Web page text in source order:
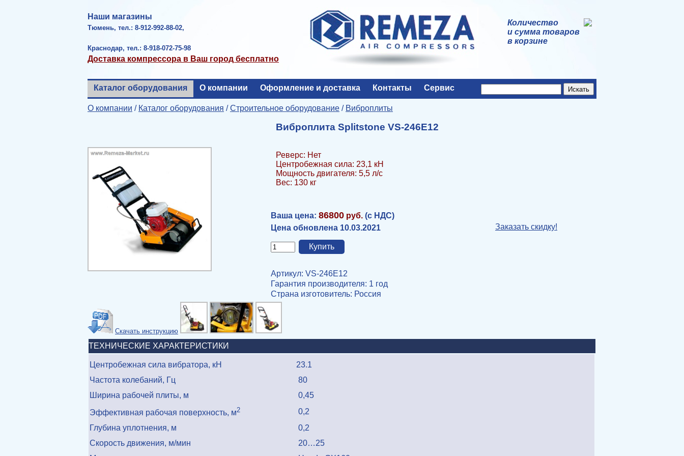
Наши магазины
Тюмень, тел.: 8-912-992-88-02,
Краснодар, тел.: 8-918-072-75-98
Доставка компрессора в Ваш город бесплатно
Количество
и сумма товаров
в корзине
Каталог оборудования О компании Оформление и доставка Контакты Сервис
О компании / Каталог оборудования /Строительное оборудование / Виброплиты
Виброплита Splitstone VS-246E12
Реверс: Нет
Центробежная сила: 23,1 кН
Мощность двигателя: 5,5 л/с
Вес: 130 кг
Ваша цена: 86800 руб. (с НДС)
Заказать скидку!
Цена обновлена 10.03.2021
Артикул: VS-246E12
Гарантия производителя: 1 год
Страна изготовитель: Россия
Скачать инструкцию
ТЕХНИЧЕСКИЕ ХАРАКТЕРИСТИКИ
Центробежная сила вибратора, кН
23.1
Частота колебаний, Гц
80
Ширина рабочей плиты, м
0,45
Эффективная рабочая поверхность, м2
0,2
Глубина уплотнения, м
0,2
Скорость движения, м/мин
20…25